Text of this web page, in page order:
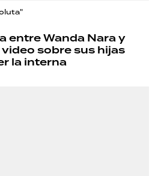
entre Wanda Nara y
sobre sus hijas
la interna